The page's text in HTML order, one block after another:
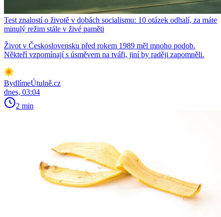
Test znalostí o životě v dobách socialismu: 10 otázek odhalí, za máte
minulý režim stále v živé paměti
Život v Československu před rokem 1989 měl mnoho podob.
Někteří vzpomínají s úsměvem na tváři, jiní by raději zapomněli.
BydlímeÚtulně.cz
dnes, 03:04
2 min